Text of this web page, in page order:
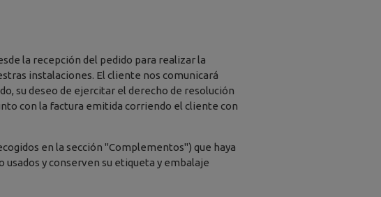
la recepción del pedido para realizar la
instalaciones. El cliente nos comunicará
su deseo de ejercitar el derecho de resolución
con la factura emitida corriendo el cliente con
en la sección "Complementos") que haya
usados y conserven su etiqueta y embalaje